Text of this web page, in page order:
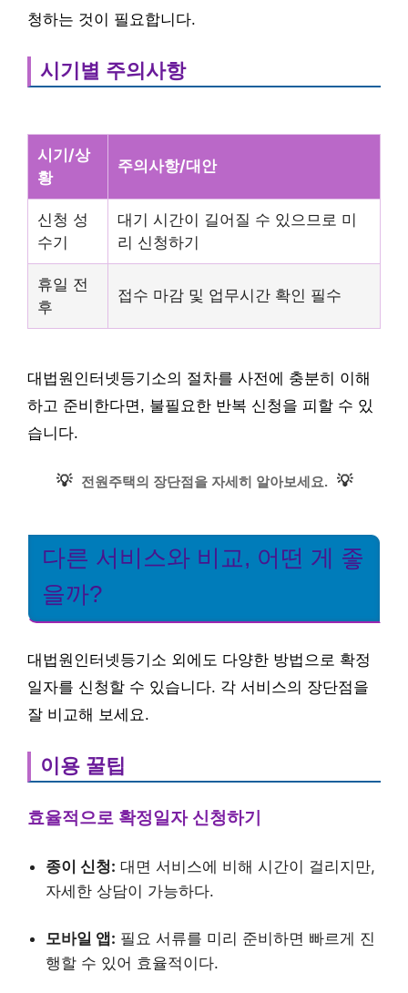
청하는 것이 필요합니다.
시기별 주의사항
시기/상
황
주의사항/대안
신청 성
수기
대기 시간이 길어질 수 있으므로 미
리 신청하기
휴일 전
후
접수 마감 및 업무시간 확인 필수
대법원인터넷등기소의 절차를 사전에 충분히 이해
하고 준비한다면, 불필요한 반복 신청을 피할 수 있
습니다.
💡 전원주택의 장단점을 자세히 알아보세요. 💡
다른 서비스와 비교, 어떤 게 좋
을까?
대법원인터넷등기소 외에도 다양한 방법으로 확정
일자를 신청할 수 있습니다. 각 서비스의 장단점을
잘 비교해 보세요.
이용 꿀팁
효율적으로 확정일자 신청하기
종이 신청: 대면 서비스에 비해 시간이 걸리지만,
자세한 상담이 가능하다.
모바일 앱: 필요 서류를 미리 준비하면 빠르게 진
행할 수 있어 효율적이다.